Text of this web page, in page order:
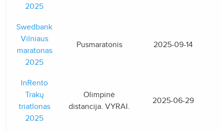
2025
Swedbank
Vilniaus
maratonas
2025
Pusmaratonis 2025-09-14
InRento
Trakų
triatlonas
2025
Olimpinė
distancija. VYRAI.
2025-06-29